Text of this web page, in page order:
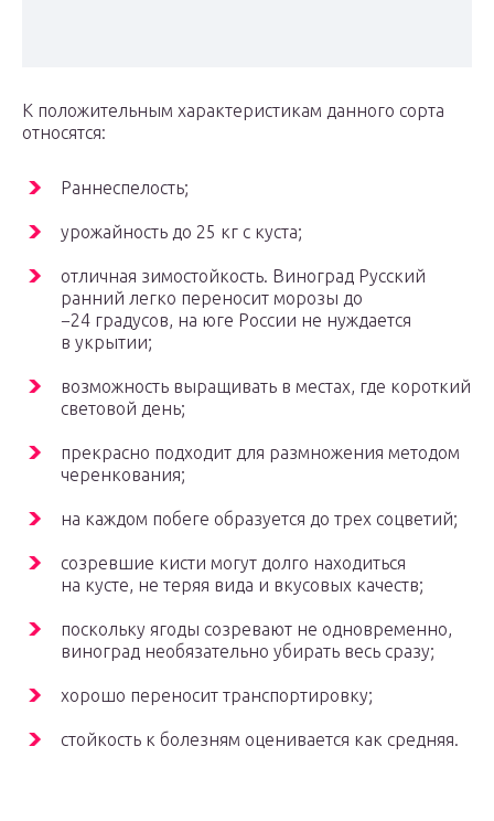
К положительным характеристикам данного сорта
относятся:
Раннеспелость;
урожайность до 25 кг с куста;
отличная зимостойкость. Виноград Русский
ранний легко переносит морозы до
−24 градусов, на юге России не нуждается
в укрытии;
возможность выращивать в местах, где короткий
световой день;
прекрасно подходит для размножения методом
черенкования;
на каждом побеге образуется до трех соцветий;
созревшие кисти могут долго находиться
на кусте, не теряя вида и вкусовых качеств;
поскольку ягоды созревают не одновременно,
виноград необязательно убирать весь сразу;
хорошо переносит транспортировку;
стойкость к болезням оценивается как средняя.